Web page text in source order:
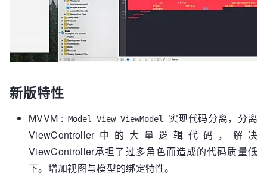
新版特性
MVVM : Model-View-ViewModel
实现代码分离，分离
ViewController中的大量逻辑代码，解决
ViewController承担了过多角色而造成的代码质量低
下。增加视图与模型的绑定特性。